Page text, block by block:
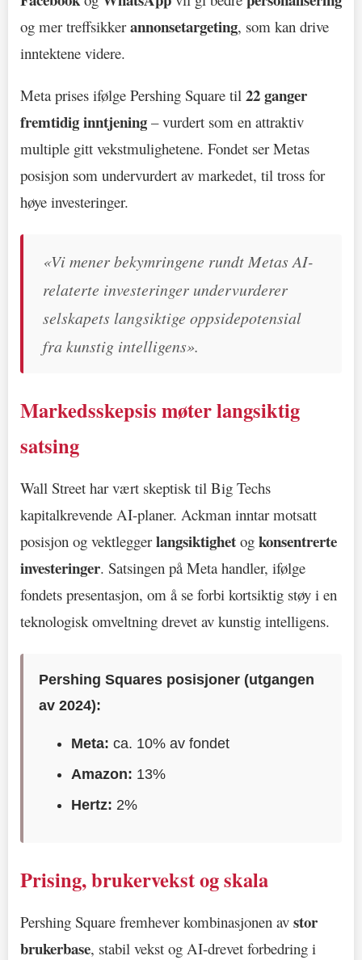
og mer treffsikkerannonsetargeting, som kan drive
inntektene videre.
Meta prises ifølge Pershing Square til 22 ganger
fremtidig inntjening – vurdert som en attraktiv
multiple gitt vekstmulighetene. Fondet ser Metas
posisjon som undervurdert av markedet, til tross for
høye investeringer.
«Vi mener bekymringene rundt Metas AI-
relaterte investeringer undervurderer
selskapets langsiktige oppsidepotensial
fra kunstig intelligens».
Markedsskepsis møter langsiktig
satsing
Wall Street har vært skeptisk til Big Techs
kapitalkrevende AI-planer. Ackman inntar motsatt
posisjon og vektleggerlangsiktighet og konsentrerte
investeringer. Satsingen på Meta handler, ifølge
fondets presentasjon, om å se forbi kortsiktig støy i en
teknologisk omveltning drevet av kunstig intelligens.
Pershing Squares posisjoner (utgangen
av 2024):
Meta: ca. 10% av fondet
Amazon: 13%
Hertz: 2%
Prising, brukervekst og skala
Pershing Square fremhever kombinasjonen av stor
brukerbase, stabil vekst og AI-drevet forbedring i